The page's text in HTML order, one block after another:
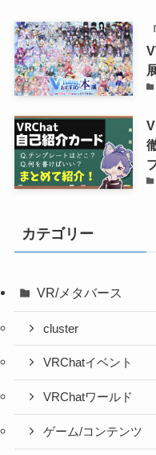
カテゴリー
VR/メタバース
cluster
VRChatイベント
VRChatワールド
ゲーム/コンテンツ